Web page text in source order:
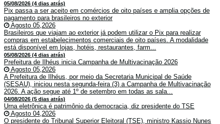
05/08/2026 (4 dias atrás)
Pix passa a ser aceito em comércios de oito países e amplia opções de
pagamento para brasileiros no exterior
Agosto 05,2026
Brasileiros que viajam ao exterior já podem utilizar o Pix para realizar
compras em estabelecimentos comerciais de oito países. A modalidade
está disponível em lojas, hotéis, restaurantes, farm...
05/08/2026 (4 dias atrás)
Prefeitura de Ilhéus inicia Campanha de Multivacinação 2026
Agosto 05,2026
A Prefeitura de Ilhéus, por meio da Secretaria Municipal de Saúde
(SESAU), iniciou nesta segunda-feira (3) a Campanha de Multivacinação
2026. A ação segue até 1º de setembro em todas as sala...
04/08/2026 (5 dias atrás)
Urna eletrônica é patrimônio da democracia, diz presidente do TSE
Agosto 04,2026
O presidente do Tribunal Superior Eleitoral (TSE), ministro Kassio Nunes